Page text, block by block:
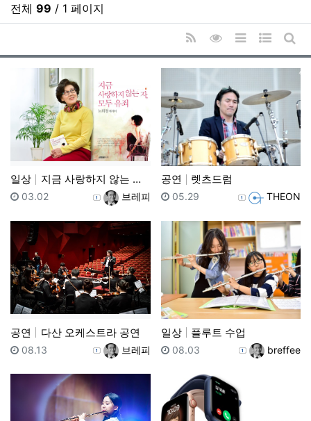
전체 99 / 1 페이지
RSS
조회순 정렬
리스트 스타일
웹진 스
게
일상 지금 사랑하지 않는 자 모두 유죄
등록자브레피
등록일
03.02
공연 렛츠드럼
등록자 THEON
등록일
05.29
공연 다산 오케스트라 공연
등록자브레피
등록일
08.13
일상 플루트 수업
등록자 breffee
등록일
08.03